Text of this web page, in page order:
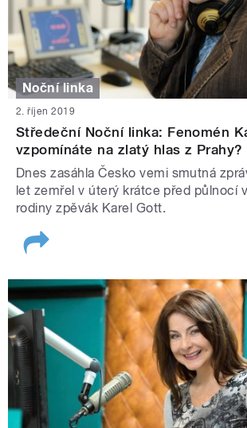
Noční linka
2. říjen 2019
Středeční Noční linka: Fenomén
vzpomínáte na zlatý hlas z Prahy?
Dnes zasáhla Česko vemi smutná
let zemřel v úterý krátce před půlnocí
rodiny zpěvák Karel Gott.